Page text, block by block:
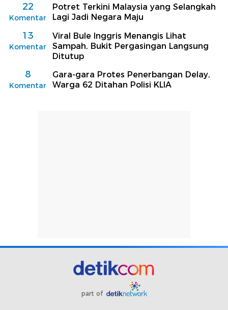
22
Komentar
Potret Terkini Malaysia yang Selangkah
Lagi Jadi Negara Maju
13
Komentar
Viral Bule Inggris Menangis Lihat
Sampah, Bukit Pergasingan Langsung
Ditutup
8
Komentar
Gara-gara Protes Penerbangan Delay,
Warga 62 Ditahan Polisi KLIA
part of